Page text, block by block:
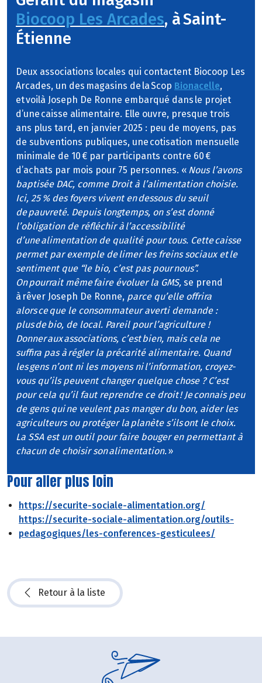
Biocoop Les Arcades, à Saint-
Étienne
Deux associations locales qui contactent Biocoop Les
Arcades, un des magasins de la Scop Bionacelle,
et voilà Joseph De Ronne embarqué dans le projet
d’une caisse alimentaire. Elle ouvre, presque trois
ans plus tard, en janvier 2025 : peu de moyens, pas
de subventions publiques, une cotisation mensuelle
minimale de 10 € par participants contre 60 €
d’achats par mois pour 75 personnes. « Nous l’avons
baptisée DAC, comme Droit à l’alimentation choisie.
Ici, 25 % des foyers vivent en dessous du seuil
de pauvreté. Depuis longtemps, on s’est donné
l’obligation de réfléchir à l’accessibilité
d’une alimentation de qualité pour tous. Cette caisse
permet par exemple de limer les freins sociaux et le
sentiment que “le bio, c’est pas pour nous”.
On pourrait même faire évoluer la GMS, se prend
à rêver Joseph De Ronne, parce qu’elle offrira
alors ce que le consommateur averti demande :
plus de bio, de local. Pareil pour l’agriculture !
Donner aux associations, c’est bien, mais cela ne
suffira pas à régler la précarité alimentaire. Quand
les gens n’ont ni les moyens ni l’information, croyez-
vous qu’ils peuvent changer quelque chose ? C’est
pour cela qu’il faut reprendre ce droit ! Je connais peu
de gens qui ne veulent pas manger du bon, aider les
agriculteurs ou protéger la planète s’ils ont le choix.
La SSA est un outil pour faire bouger en permettant à
chacun de choisir son alimentation.»
Pour aller plus loin
https://securite-sociale-alimentation.org/
https://securite-sociale-alimentation.org/outils-
pedagogiques/les-conferences-gesticulees/
Retour à la liste